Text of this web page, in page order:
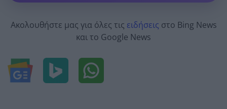
Ακολουθήστε μας για όλες τις ειδήσεις στο Bing News
και το Google News